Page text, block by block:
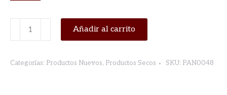
ORIGINAL
HAWAIIAN
ROLLS
Añadir al carrito
Categorías: Productos Nuevos, Productos Secos SKU: PAN0048